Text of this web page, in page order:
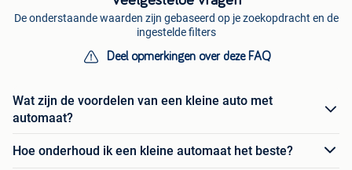
De onderstaande waarden zijn gebaseerd op je zoekopdracht en de
ingestelde filters
Deel opmerkingen over deze FAQ
Wat zijn de voordelen van een kleine auto met
automaat?
Hoe onderhoud ik een kleine automaat het beste?